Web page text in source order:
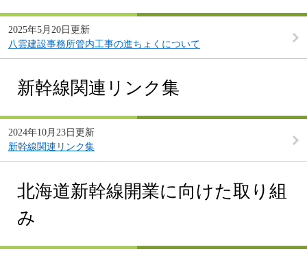
2025年5月20日更新
八雲建設事務所管内工事の進ちょくについて
新幹線関連リンク集
2024年10月23日更新
新幹線関連リンク集
北海道新幹線開業に向けた取り組
み